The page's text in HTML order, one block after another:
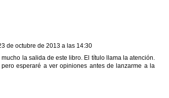
de octubre de 2013 a las 14:30
la salida de este libro. El título llama la atención.
esperaré a ver opiniones antes de lanzarme a la